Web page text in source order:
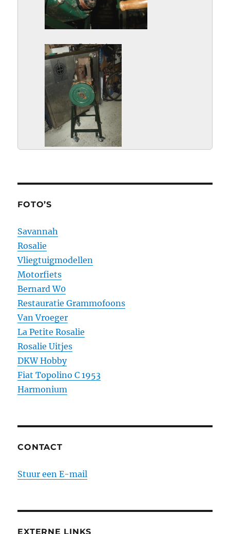
P9162894.jpg
P9162895.jpg
FOTO’S
Savannah
Rosalie
Vliegtuigmodellen
Motorfiets
Bernard W0
Restauratie Grammofoons
Van Vroeger
La Petite Rosalie
Rosalie Uitjes
DKW Hobby
Fiat Topolino C 1953
Harmonium
CONTACT
Stuur een E-mail
EXTERNE LINKS